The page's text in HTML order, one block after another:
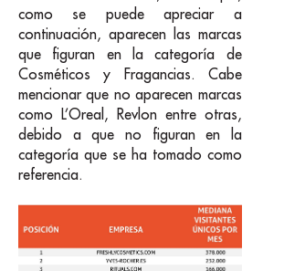
como se puede apreciar a
continuación, aparecen las marcas
que figuran en la categoría de
Cosméticos y Fragancias. Cabe
mencionar que no aparecen marcas
como L’Oreal, Revlon entre otras,
debido a que no figuran en la
categoría que se ha tomado como
referencia.